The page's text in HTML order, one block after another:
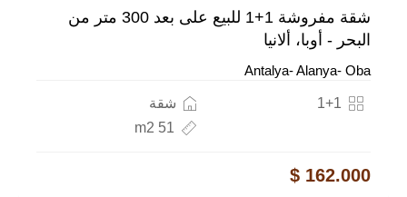
شقة مفروشة 1+1 للبيع على بعد 300 متر من
البحر - أوبا، ألانيا
Antalya- Alanya- Oba
شقة
1+1
51 m2
162.000 $